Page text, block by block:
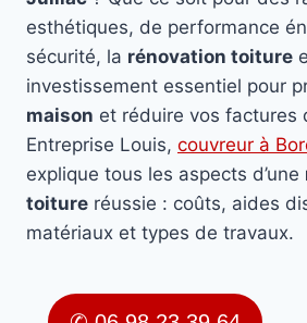
esthétiques, de performance
sécurité, la rénovation toiture
investissement essentiel pour
maison et réduire vos factures
Entreprise Louis, couvreur à
explique tous les aspects d’une
toiture réussie : coûts, aides
matériaux et types de travaux.